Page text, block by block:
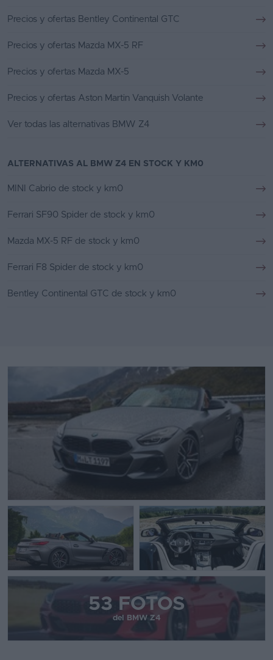
Precios y ofertas Bentley Continental GTC
Precios y ofertas Mazda MX-5 RF
Precios y ofertas Mazda MX-5
Precios y ofertas Aston Martin Vanquish Volante
Ver todas las alternativas BMW Z4
ALTERNATIVAS AL BMW Z4 EN STOCK Y KM0
MINI Cabrio de stock y km0
Ferrari SF90 Spider de stock y km0
Mazda MX-5 RF de stock y km0
Ferrari F8 Spider de stock y km0
Bentley Continental GTC de stock y km0
53 FOTOS
del BMW Z4